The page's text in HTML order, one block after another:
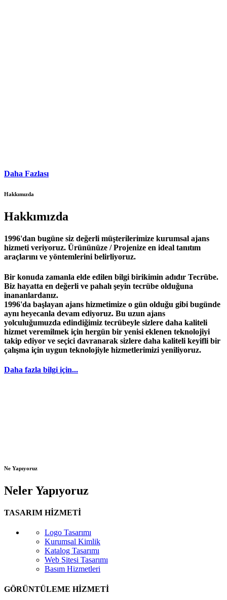
Daha Fazlası
Hakkımızda
Hakkımızda
1996'dan bugüne siz değerli müşterilerimize kurumsal ajans
hizmeti veriyoruz. Ürününüze / Projenize en ideal tanıtım
araçlarını ve yöntemlerini belirliyoruz.
Bir konuda zamanla elde edilen bilgi birikimin adıdır Tecrübe.
Biz hayatta en değerli ve pahalı şeyin tecrübe olduğuna
inananlardanız.
1996'da başlayan ajans hizmetimize o gün olduğu gibi bugünde
aynı heyecanla devam ediyoruz. Bu uzun ajans
yolculuğumuzda edindiğimiz tecrübeyle sizlere daha kaliteli
hizmet veremilmek için hergün bir yenisi eklenen teknolojiyi
takip ediyor ve seçici davranarak sizlere daha kaliteli keyifli bir
çalışma için uygun teknolojiyle hizmetlerimizi yeniliyoruz.
Daha fazla bilgi için...
Ne Yapıyoruz
Neler Yapıyoruz
TASARIM HİZMETİ
Logo Tasarımı
Kurumsal Kimlik
Katalog Tasarımı
Web Sitesi Tasarımı
Basım Hizmetleri
GÖRÜNTÜLEME HİZMETİ